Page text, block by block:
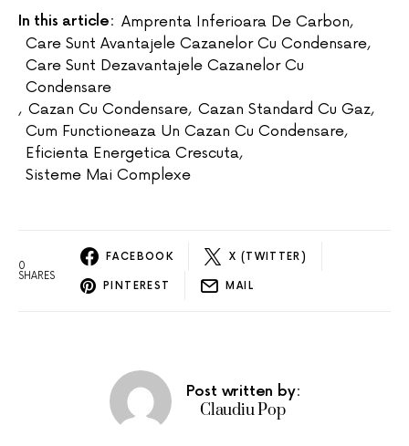
In this article: Amprenta Inferioara De Carbon,
Care Sunt Avantajele Cazanelor Cu Condensare,
Care Sunt Dezavantajele Cazanelor Cu
Condensare
, Cazan Cu Condensare, Cazan Standard Cu Gaz,
Cum Functioneaza Un Cazan Cu Condensare,
Eficienta Energetica Crescuta,
Sisteme Mai Complexe
0
SHARES
FACEBOOK X (TWITTER)
PINTEREST MAIL
Post written by:
Claudiu Pop